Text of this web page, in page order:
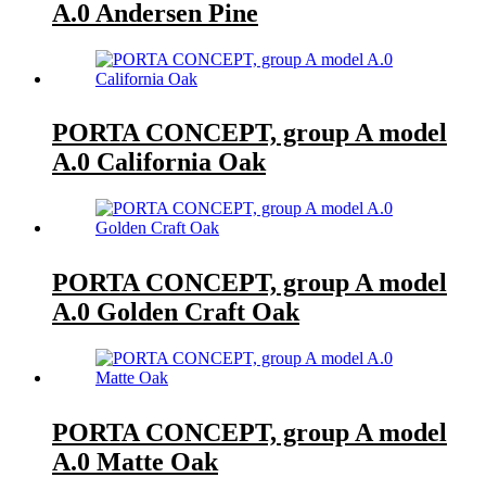
A.0 Andersen Pine
PORTA CONCEPT, group A model
A.0 California Oak
PORTA CONCEPT, group A model
A.0 Golden Craft Oak
PORTA CONCEPT, group A model
A.0 Matte Oak